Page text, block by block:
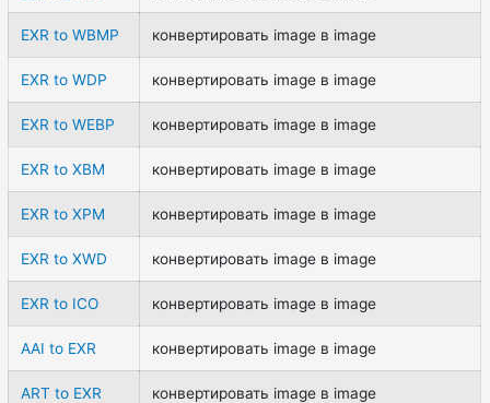
EXR to WBMP конвертировать image в image
EXR to WDP конвертировать image в image
EXR to WEBP конвертировать image в image
EXR to XBM конвертировать image в image
EXR to XPM конвертировать image в image
EXR to XWD конвертировать image в image
EXR to ICO конвертировать image в image
AAI to EXR конвертировать image в image
ART to EXR конвертировать image в image